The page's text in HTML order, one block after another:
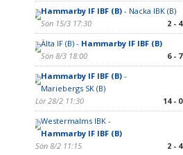
Hammarby IF IBF (B)- Nacka IBK (B)
Sön 15/3 17:30
2 - 4
Älta IF (B) - Hammarby IF IBF (B)
Sön 8/3 18:00
6 - 7
Hammarby IF IBF (B)-
Mariebergs SK (B)
Lör 28/2 11:30
14 - 0
Westermalms IBK -
Hammarby IF IBF (B)
Sön 8/2 11:15
2 - 4